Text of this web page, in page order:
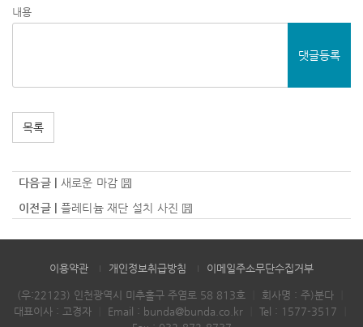
내용
댓글등록
목록
다음글 | 새로운 마감
이전글 | 플레티늄 재단 설치 사진
이용약관 개인정보취급방침 이메일주소무단수집거부
(우:22123) 인천광역시 미추홀구 주염로 58 813호 회사명 : 주)분다｜
대표이사 : 고경자｜ Email : bunda@bunda.co.kr｜ Tel : 1577-3517